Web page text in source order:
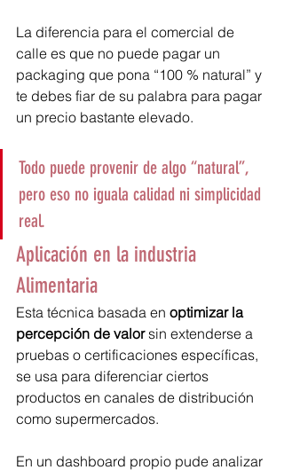
La diferencia para el comercial de
calle es que no puede pagar un
packaging que pona “100 % natural” y
te debes fiar de su palabra para pagar
un precio bastante elevado.
Todo puede provenir de algo “natural”,
pero eso no iguala calidad ni simplicidad
real.
Aplicación en la industria
Alimentaria
Esta técnica basada en optimizar la
percepción de valor sin extenderse a
pruebas o certificaciones específicas,
se usa para diferenciar ciertos
productos en canales de distribución
como supermercados.
En un dashboard propio pude analizar